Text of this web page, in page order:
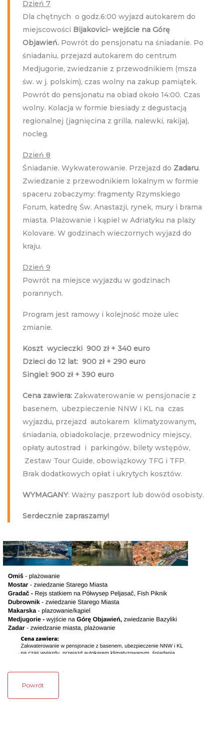
Dzień 7
Dla chętnych o godz.6:00 wyjazd autokarem do
miejscowości Bijakovici- wejście na Górę
Objawień.Powrót do pensjonatu na śniadanie. Po
śniadaniu, przejazd autokarem do centrum
Medjugorie, zwiedzanie z przewodnikiem (msza
św. w j. polskim), czas wolny na zakup pamiątek.
Powrót do pensjonatu na obiad około 14:00. Czas
wolny. Kolacja w formie biesiady z degustacją
regionalnej (jagnięcina z grilla, nalewki, rakija),
nocleg.
Dzień 8
Śniadanie. Wykwaterowanie. Przejazd do Zadaru.
Zwiedzanie z przewodnikiem lokalnym w formie
spaceru zobaczymy: fragmenty Rzymskiego
Forum, katedrę Św. Anastazji, rynek, mury i brama
miasta. Plażowanie i kąpiel w Adriatyku na plaży
Kolovare. W godzinach wieczornych wyjazd do
kraju.
Dzień 9
Powrót na miejsce wyjazdu w godzinach
porannych.
Program jest ramowy i kolejność może ulec
zmianie.
Koszt wycieczki 900 zł + 340 euro
Dzieci do 12 lat: 900 zł + 290 euro
Singiel: 900 zł + 390 euro
Cena zawiera: Zakwaterowanie w pensjonacie z
basenem, ubezpieczenie NNW i KL na czas
wyjazdu, przejazd autokarem klimatyzowanym,
śniadania, obiadokolacje, przewodnicy miejscy,
opłaty autostrad i parkingów, bilety wstępów,
Zestaw Tour Guide, obowiązkowy TFG i TFP.
Brak dodatkowych opłat i ukrytych kosztów.
WYMAGANY: Ważny paszport lub dowód osobisty.
Serdecznie zapraszamy!
Powrót